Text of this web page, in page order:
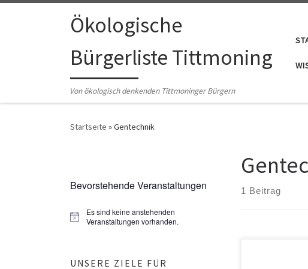
Zum Inhalt springenÖkologische
Bürgerliste Tittmoning
Von ökologisch denkenden Tittmoninger Bürgern
Startseite »Gentechnik
1 Beitrag
Bevorstehende Veranstaltungen
H
e
Es sind keine anstehenden
Veranstaltungen vorhanden.
UNSERE ZIELE FÜR